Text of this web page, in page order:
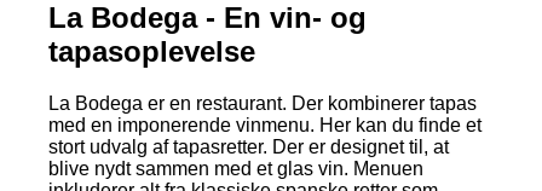
La Bodega - En vin- og
tapasoplevelse
La Bodega er en restaurant. Der kombinerer tapas
med en imponerende vinmenu. Her kan du finde et
stort udvalg af tapasretter. Der er designet til, at
blive nydt sammen med et glas vin. Menuen